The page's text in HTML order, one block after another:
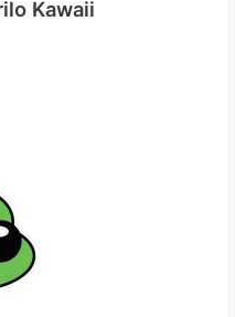
Kawaii